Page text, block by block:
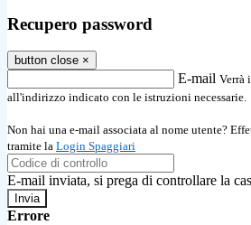
Recupero password
button close ×
E-mail Verrà
all'indirizzo indicato con le istruzioni necessarie.
Non hai una e-mail associata al nome utente?
tramite la Login Spaggiari
E-mail inviata, si prega di controllare la
Errore